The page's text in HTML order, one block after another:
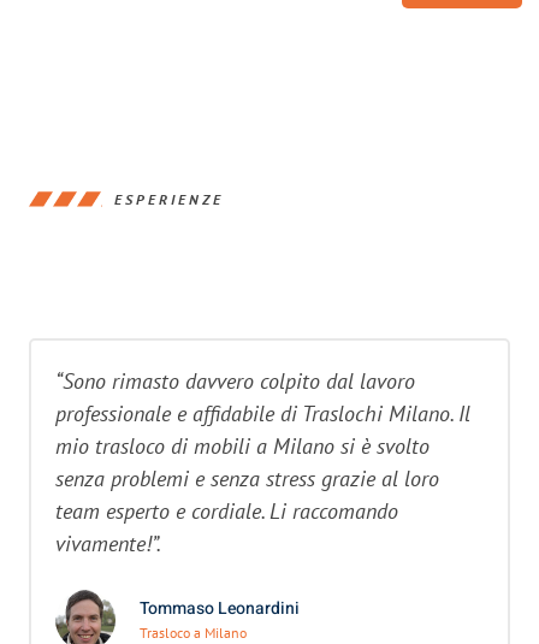
ESPERIENZE
“Sono rimasto davvero colpito dal lavoro
professionale e affidabile di Traslochi Milano. Il
mio trasloco di mobili a Milano si è svolto
senza problemi e senza stress grazie al loro
team esperto e cordiale. Li raccomando
vivamente!”.
Tommaso Leonardini
Trasloco a Milano